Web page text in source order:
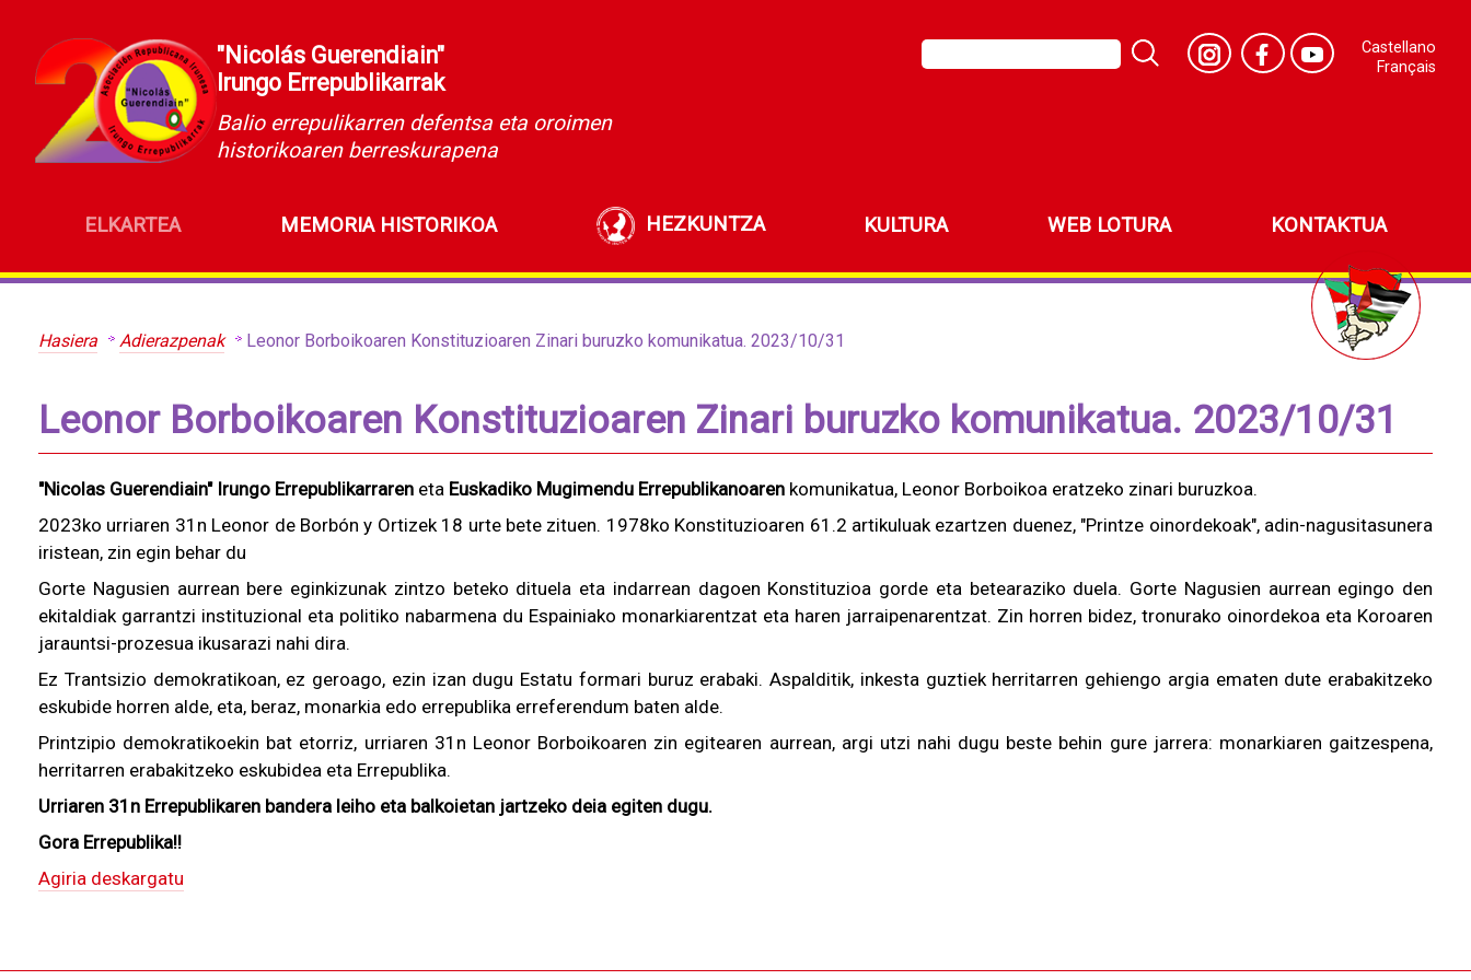
"Nicolás Guerendiain"
Irungo Errepublikarrak
Balio errepulikarren defentsa eta oroimen
historikoaren berreskurapena
Castellano
Français
ELKARTEA MEMORIA HISTORIKOA HEZKUNTZA KULTURA WEB LOTURA KONTAKTUA
Hasiera Adierazpenak Leonor Borboikoaren Konstituzioaren Zinari buruzko komunikatua. 2023/10/31
Leonor Borboikoaren Konstituzioaren Zinari buruzko komunikatua. 2023/10/31
"Nicolas Guerendiain" Irungo Errepublikarraren eta Euskadiko Mugimendu Errepublikanoaren komunikatua, Leonor Borboikoa eratzeko zinari buruzkoa.
2023ko urriaren 31n Leonor de Borbón y Ortizek 18 urte bete zituen. 1978ko Konstituzioaren 61.2 artikuluak ezartzen duenez, "Printze oinordekoak", adin-nagusitasunera
iristean, zin egin behar du
Gorte Nagusien aurrean bere eginkizunak zintzo beteko dituela eta indarrean dagoen Konstituzioa gorde eta betearaziko duela. Gorte Nagusien aurrean egingo den
ekitaldiak garrantzi instituzional eta politiko nabarmena du Espainiako monarkiarentzat eta haren jarraipenarentzat. Zin horren bidez, tronurako oinordekoa eta Koroaren
jarauntsi-prozesua ikusarazi nahi dira.
Ez Trantsizio demokratikoan, ez geroago, ezin izan dugu Estatu formari buruz erabaki. Aspalditik, inkesta guztiek herritarren gehiengo argia ematen dute erabakitzeko
eskubide horren alde, eta, beraz, monarkia edo errepublika erreferendum baten alde.
Printzipio demokratikoekin bat etorriz, urriaren 31n Leonor Borboikoaren zin egitearen aurrean, argi utzi nahi dugu beste behin gure jarrera: monarkiaren gaitzespena,
herritarren erabakitzeko eskubidea eta Errepublika.
Urriaren 31n Errepublikaren bandera leiho eta balkoietan jartzeko deia egiten dugu.
Gora Errepublika!!
Agiria deskargatu